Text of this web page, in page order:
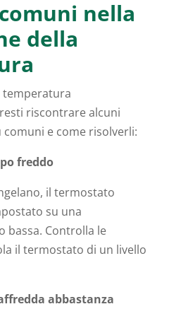
nella
della
temperatura
riscontrare alcuni
comuni e come risolverli:
freddo
il termostato
su una
Controlla le
il termostato di un livello
abbastanza